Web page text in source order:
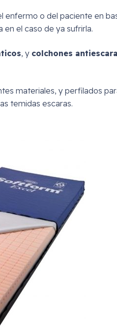
o del paciente en
el caso de ya sufrirla.
, y colchones
materiales, y perfilados
temidas escaras.